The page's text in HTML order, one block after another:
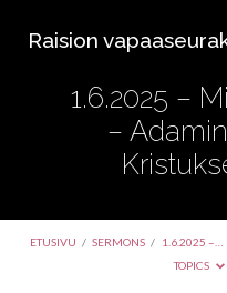
Raision
1.6.2025 –
–
ETUSIVU / SERMONS / 1.6.2025 –…
TOPICS